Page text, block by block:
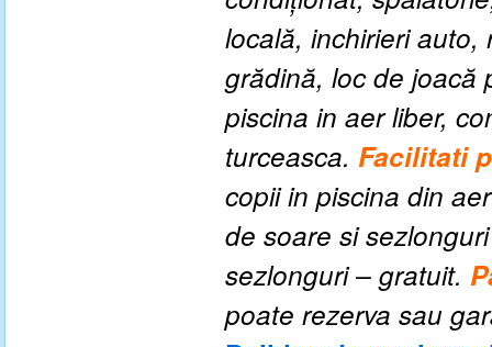
locală, inchirieri auto,
grădină, loc de joacă
piscina in aer liber,
turceasca. Facilitati
copii in piscina din
de soare si
sezlonguri – gratuit. P
poate rezerva sau